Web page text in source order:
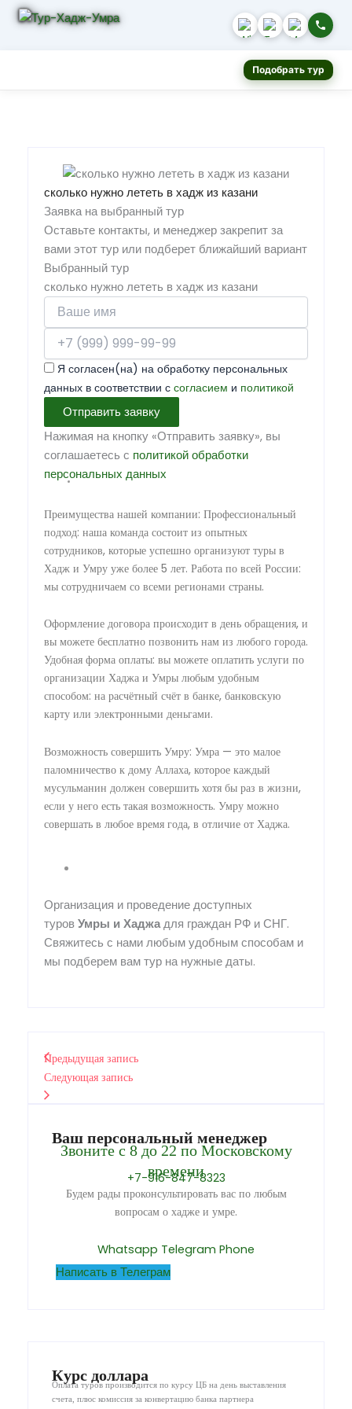
Подобрать тур
сколько нужно лететь в хадж из казани
Заявка на выбранный тур
Оставьте контакты, и менеджер закрепит за
вами этот тур или подберет ближайший вариант
Выбранный тур
сколько нужно лететь в хадж из казани
Я согласен(на) на обработку персональных
данных в соответствии с согласием и политикой
Отправить заявку
Нажимая на кнопку «Отправить заявку», вы
соглашаетесь с политикой обработки
персональных данных
Преимущества нашей компании: Профессиональный
подход: наша команда состоит из опытных
сотрудников, которые успешно организуют туры в
Хадж и Умру уже более 5 лет. Работа по всей России:
мы сотрудничаем со всеми регионами страны.
Оформление договора происходит в день обращения, и
вы можете бесплатно позвонить нам из любого города.
Удобная форма оплаты: вы можете оплатить услуги по
организации Хаджа и Умры любым удобным
способом: на расчётный счёт в банке, банковскую
карту или электронными деньгами.
Возможность совершить Умру: Умра — это малое
паломничество к дому Аллаха, которое каждый
мусульманин должен совершить хотя бы раз в жизни,
если у него есть такая возможность. Умру можно
совершать в любое время года, в отличие от Хаджа.
Организация и проведение доступных
туров Умры и Хаджадля граждан РФ и СНГ.
Свяжитесь с нами любым удобным способам и
мы подберем вам тур на нужные даты.
Предыдущая запись
Следующая запись
Ваш персональный менеджер
Звоните с 8 до 22 по Московскому
времени
+7-916-847-8323
Будем рады проконсультировать вас по любым
вопросам о хадже и умре.
Whatsapp Telegram Phone
Написать в Телеграм
Курс доллара
Оплата туров производится по курсу ЦБ на день выставления
счета, плюс комиссия за конвертацию банка партнера